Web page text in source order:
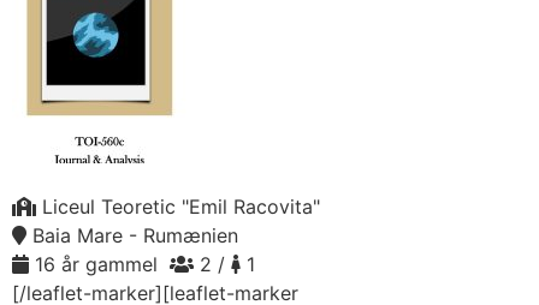
Liceul Teoretic "Emil Racovita"
Baia Mare - Rumænien
16 år gammel
2 /
1
[/leaflet-marker][leaflet-marker